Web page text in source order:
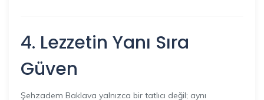
4. Lezzetin Yanı Sıra
Güven
Şehzadem Baklava yalnızca bir tatlıcı değil; aynı